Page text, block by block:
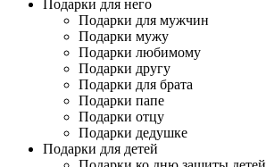
Подарки для него
Подарки для мужчин
Подарки мужу
Подарки любимому
Подарки другу
Подарки для брата
Подарки папе
Подарки отцу
Подарки дедушке
Подарки для детей